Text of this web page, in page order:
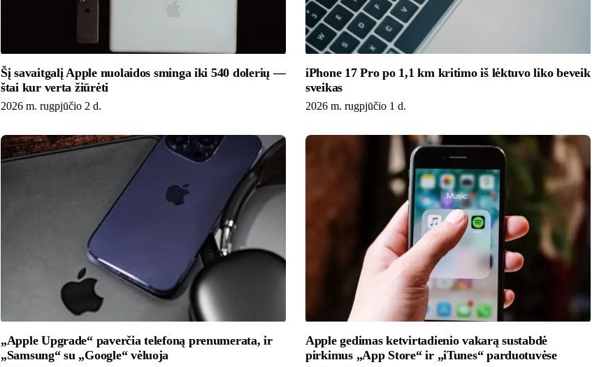
Šį savaitgalį Apple nuolaidos sminga iki 540 dolerių —
štai kur verta žiūrėti
2026 m. rugpjūčio 2 d.
iPhone 17 Pro po 1,1 km kritimo iš lėktuvo liko beveik
sveikas
2026 m. rugpjūčio 1 d.
„Apple Upgrade“ paverčia telefoną prenumerata, ir
„Samsung“ su „Google“ vėluoja
Apple gedimas ketvirtadienio vakarą sustabdė
pirkimus „App Store“ ir „iTunes“ parduotuvėse